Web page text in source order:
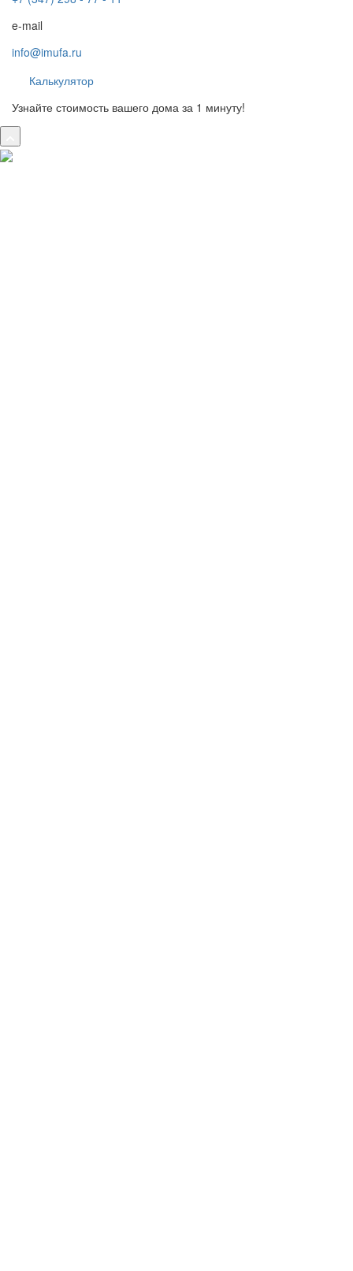
e-mail
info@imufa.ru
Калькулятор
Узнайте стоимость вашего дома за 1 минуту!